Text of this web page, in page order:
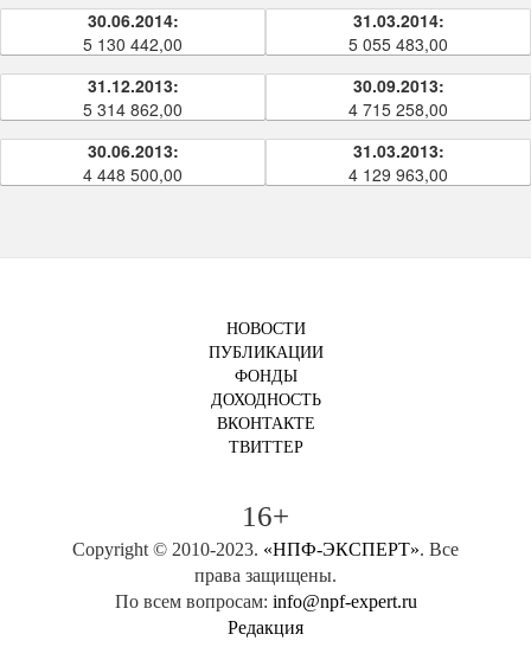
30.06.2014:
5 130 442,00
31.03.2014:
5 055 483,00
31.12.2013:
5 314 862,00
30.09.2013:
4 715 258,00
30.06.2013:
4 448 500,00
31.03.2013:
4 129 963,00
НОВОСТИ
ПУБЛИКАЦИИ
ФОНДЫ
ДОХОДНОСТЬ
ВКОНТАКТЕ
ТВИТТЕР
16+
Copyright © 2010-2023. «НПФ-ЭКСПЕРТ». Все
права защищены.
По всем вопросам: info@npf-expert.ru
Редакция